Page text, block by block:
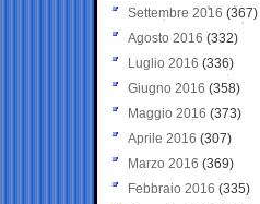
Settembre 2016 (367)
Agosto 2016 (332)
Luglio 2016 (336)
Giugno 2016 (358)
Maggio 2016 (373)
Aprile 2016 (307)
Marzo 2016 (369)
Febbraio 2016 (335)